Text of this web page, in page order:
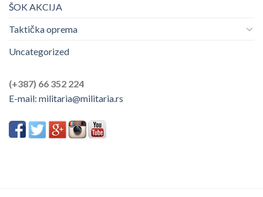
ŠOK AKCIJA
Taktička oprema
Uncategorized
(+387) 66 352 224
E-mail: militaria@militaria.rs